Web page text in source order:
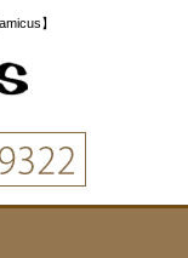
】